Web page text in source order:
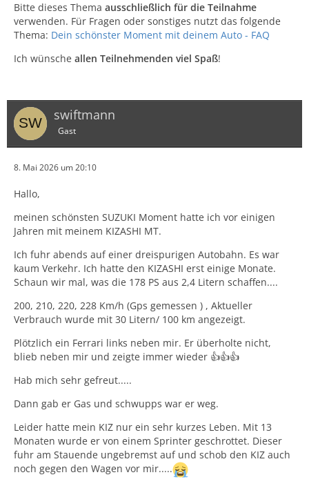
Bitte dieses Thema ausschließlich für die Teilnahme
verwenden. Für Fragen oder sonstiges nutzt das folgende
Thema: Dein schönster Moment mit deinem Auto - FAQ
Ich wünsche allen Teilnehmenden viel Spaß!
swiftmann
Gast
8. Mai 2026 um 20:10
Hallo,
meinen schönsten SUZUKI Moment hatte ich vor einigen
Jahren mit meinem KIZASHI MT.
Ich fuhr abends auf einer dreispurigen Autobahn. Es war
kaum Verkehr. Ich hatte den KIZASHI erst einige Monate.
Schaun wir mal, was die 178 PS aus 2,4 Litern schaffen....
200, 210, 220, 228 Km/h (Gps gemessen ) , Aktueller
Verbrauch wurde mit 30 Litern/ 100 km angezeigt.
Plötzlich ein Ferrari links neben mir. Er überholte nicht,
blieb neben mir und zeigte immer wieder 👍👍👍
Hab mich sehr gefreut.....
Dann gab er Gas und schwupps war er weg.
Leider hatte mein KIZ nur ein sehr kurzes Leben. Mit 13
Monaten wurde er von einem Sprinter geschrottet. Dieser
fuhr am Stauende ungebremst auf und schob den KIZ auch
noch gegen den Wagen vor mir.....